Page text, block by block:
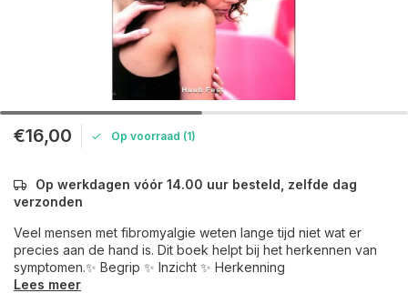
€16,00 Op voorraad (1)
Op werkdagen vóór 14.00 uur besteld, zelfde dag
verzonden
Veel mensen met fibromyalgie weten lange tijd niet wat er
precies aan de hand is. Dit boek helpt bij het herkennen van
symptomen.✨ Begrip ✨ Inzicht ✨ Herkenning
Lees meer